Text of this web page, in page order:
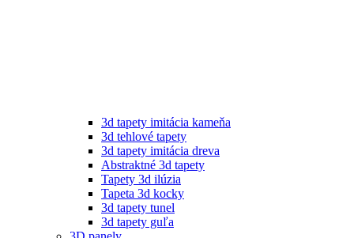
3d tapety imitácia kameňa
3d tehlové tapety
3d tapety imitácia dreva
Abstraktné 3d tapety
Tapety 3d ilúzia
Tapeta 3d kocky
3d tapety tunel
3d tapety guľa